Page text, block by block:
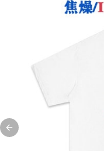
Previous slide